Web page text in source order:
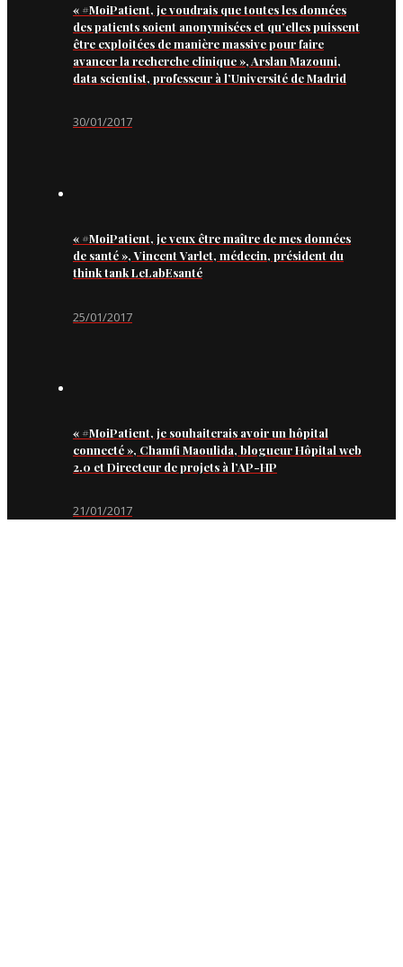
« #MoiPatient, je voudrais que toutes les données
des patients soient anonymisées et qu’elles puissent
être exploitées de manière massive pour faire
avancer la recherche clinique », Arslan Mazouni,
data scientist, professeur à l’Université de Madrid
30/01/2017
« #MoiPatient, je veux être maître de mes données
de santé », Vincent Varlet, médecin, président du
think tank LeLabEsanté
25/01/2017
« #MoiPatient, je souhaiterais avoir un hôpital
connecté », Chamfi Maoulida, blogueur Hôpital web
2.0 et Directeur de projets à l’AP-HP
21/01/2017